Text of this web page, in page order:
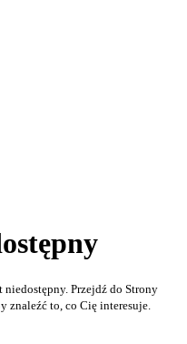
niedostępny. Przejdź do Strony
znaleźć to, co Cię interesuje.